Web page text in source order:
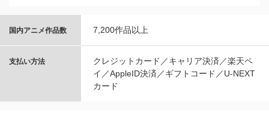
国内アニメ作品数 7,200作品以上
支払い方法
クレジットカード／キャリア決済／楽天ペ
イ／AppleID決済／ギフトコード／U-NEXT
カード